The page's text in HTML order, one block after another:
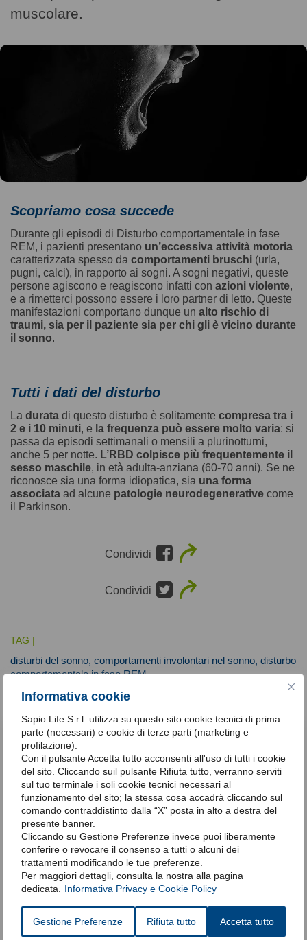
Informativa cookie
Sapio Life S.r.l. utilizza su questo sito cookie tecnici di prima
parte (necessari) e cookie di terze parti (marketing e
profilazione).
Con il pulsante Accetta tutto acconsenti all'uso di tutti i cookie
del sito. Cliccando suil pulsante Rifiuta tutto, verranno serviti
sul tuo terminale i soli cookie tecnici necessari al
funzionamento del sito; la stessa cosa accadrà cliccando sul
comando contraddistinto dalla “X” posta in alto a destra del
presente banner.
Cliccando su Gestione Preferenze invece puoi liberamente
conferire o revocare il consenso a tutti o alcuni dei
trattamenti modificando le tue preferenze.
Per maggiori dettagli, consulta la nostra alla pagina
dedicata.
Informativa Privacy e Cookie Policy
Gestione Preferenze Rifiuta tutto Accetta tutto
muscolare.
Scopriamo cosa succede
Durante gli episodi di Disturbo comportamentale in fase
REM, i pazienti presentano un’eccessiva attività motoria
caratterizzata spesso da comportamenti bruschi (urla,
pugni, calci), in rapporto ai sogni. A sogni negativi, queste
persone agiscono e reagiscono infatti con azioni violente,
e a rimetterci possono essere i loro partner di letto. Queste
manifestazioni comportano dunque un alto rischio di
traumi, sia per il paziente sia per chi gli è vicino durante
il sonno.
Tutti i dati del disturbo
La durata di questo disturbo è solitamente compresa tra i
2 e i 10 minuti, e la frequenza può essere molto varia: si
passa da episodi settimanali o mensili a plurinotturni,
anche 5 per notte. L’RBD colpisce più frequentemente il
sesso maschile, in età adulta-anziana (60-70 anni). Se ne
riconosce sia una forma idiopatica, sia una forma
associata ad alcune patologie neurodegenerative come
il Parkinson.
Condividi
Condividi
TAG |
disturbi del sonno, comportamenti involontari nel sonno, disturbo
comportamentale in fase REM
Chiamaci per fissare un
appuntamento
Richiedi la polisonnografia a domicilio,
fissa l’appuntamento